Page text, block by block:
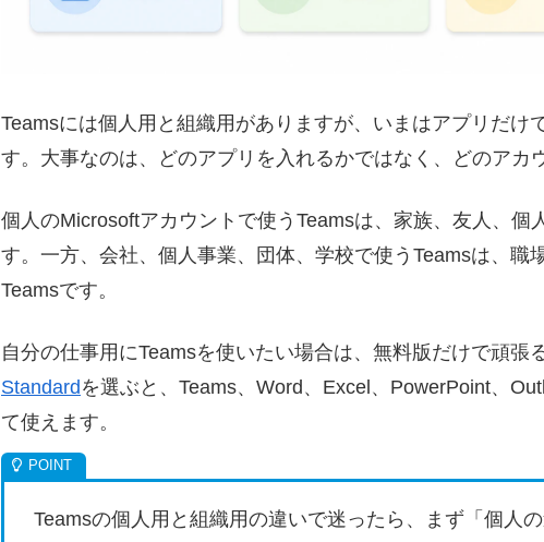
Teamsには個人用と組織用がありますが、いまはアプリだけ
す。大事なのは、どのアプリを入れるかではなく、
どのアカ
個人のMicrosoftアカウントで使うTeamsは、家族、友人、個
す。一方、会社、個人事業、団体、学校で使うTeamsは、職
Teamsです。
自分の仕事用にTeamsを使いたい場合は、無料版だけで頑張
Standard を選ぶと、Teams、Word、Excel、PowerPoint、
て使えます。
Teamsの個人用と組織用の違いで迷ったら、まず「個人